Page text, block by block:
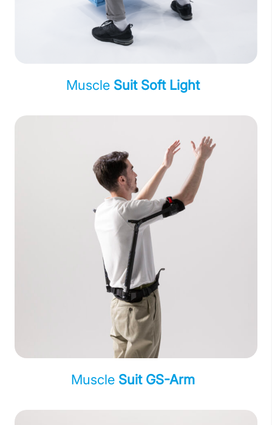
Muscle Suit Soft Light
Muscle Suit GS-Arm